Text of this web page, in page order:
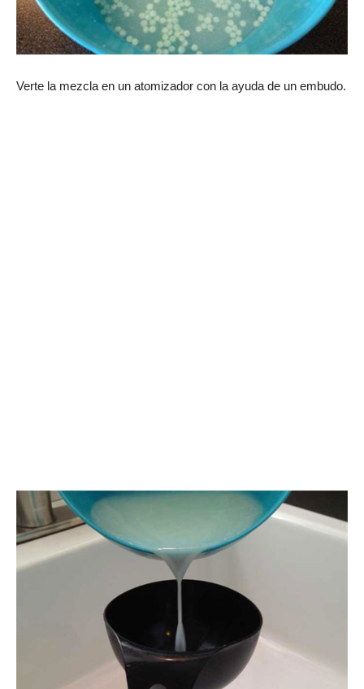
Verte la mezcla en un atomizador con la ayuda de un embudo.